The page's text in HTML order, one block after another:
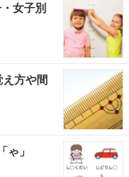
女子別
方や間
ゃ」